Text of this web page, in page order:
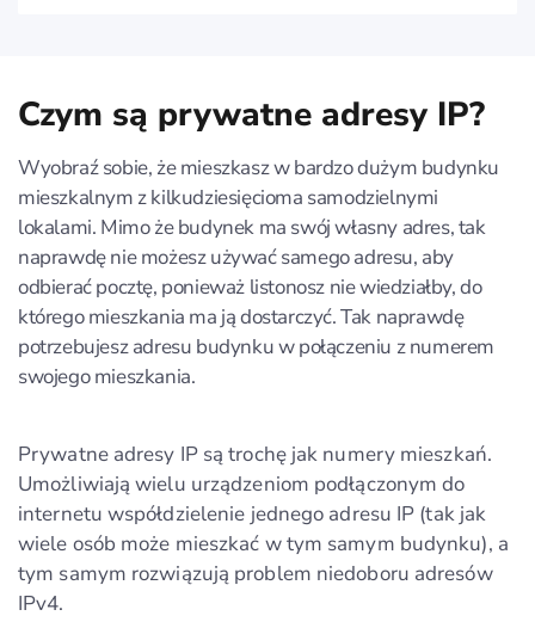
Czym są prywatne adresy IP?
Wyobraź sobie, że mieszkasz w bardzo dużym budynku
mieszkalnym z kilkudziesięcioma samodzielnymi
lokalami. Mimo że budynek ma swój własny adres, tak
naprawdę nie możesz używać samego adresu, aby
odbierać pocztę, ponieważ listonosz nie wiedziałby, do
którego mieszkania ma ją dostarczyć. Tak naprawdę
potrzebujesz adresu budynku w połączeniu z numerem
swojego mieszkania.
Prywatne adresy IP są trochę jak numery mieszkań.
Umożliwiają wielu urządzeniom podłączonym do
internetu współdzielenie jednego adresu IP (tak jak
wiele osób może mieszkać w tym samym budynku), a
tym samym rozwiązują problem niedoboru adresów
IPv4.